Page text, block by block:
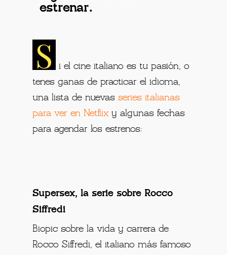
estrenar.
S
i el cine italiano es tu pasión, o
tenes ganas de practicar el idioma,
una lista de nuevas series italianas
para ver en Netflix y algunas fechas
para agendar los estrenos:
Supersex, la serie sobre Rocco
Siffredi
Biopic sobre la vida y carrera de
Rocco Siffredi, el italiano más famoso